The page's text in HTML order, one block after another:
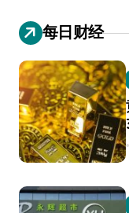
每日财经